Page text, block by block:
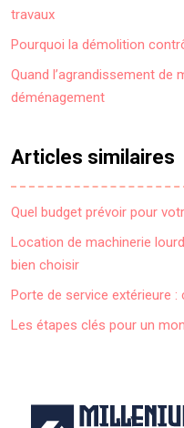
travaux
Pourquoi la démolition
Quand l’agrandissement de
déménagement
Articles similaires
Quel budget prévoir pour
Location de machinerie
bien choisir
Porte de service extérieure
Les étapes clés pour un